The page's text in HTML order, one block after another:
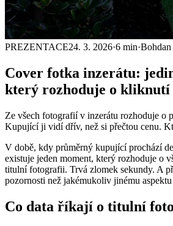
PREZENTACE24. 3. 2026·6 min·Bohdan
Cover fotka inzerátu:
který rozhoduje o kliknutí
Ze všech fotografií v inzerátu rozhoduje o
Kupující ji vidí dřív, než si přečtou cenu.
V době, kdy průměrný kupující prochází
existuje jeden moment, který rozhoduje o
titulní fotografii. Trvá zlomek sekundy. A
pozornosti než jakémukoliv jinému
Co data říkají o titulní